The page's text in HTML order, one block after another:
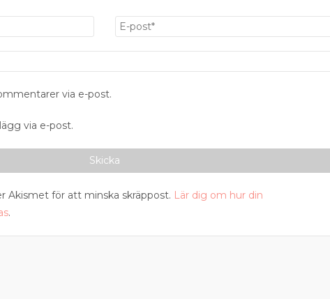
via e-post.
via e-post.
Akismet för att minska skräppost. Lär dig om hur din
.